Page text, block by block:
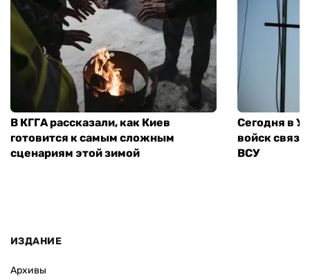
В КГГА рассказали, как Киев
готовится к самым сложным
сценариям этой зимой
Сегодня в
войск
ВСУ
ИЗДАНИЕ
Архивы